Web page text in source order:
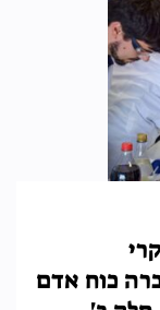
כוח אדם